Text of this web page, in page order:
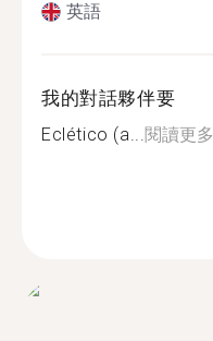
英語
我的對話夥伴要
Eclético (a...閱讀更多